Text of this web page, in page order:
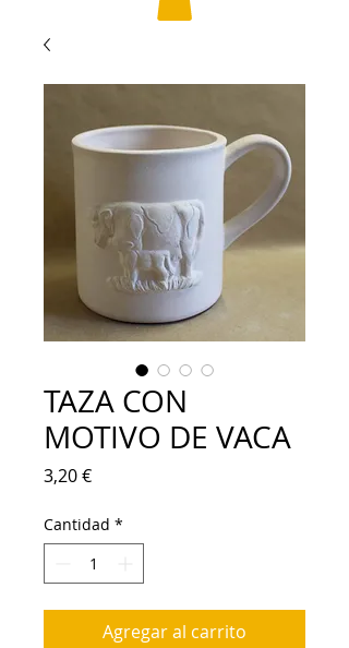
TAZA CON
MOTIVO DE VACA
3,20 €Precio
Cantidad *
Agregar al carrito